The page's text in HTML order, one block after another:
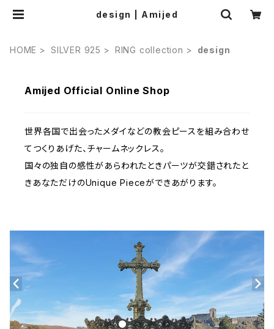
design | Amijed
HOME SILVER 925 RING collection design
Amijed Official Online Shop
世界各国で出会ったメダイなどの教会ピースを組み合わせ
てつくりあげた、チャームネックレス。
国々の独自の感性があらわれたときパーツが交錯されたと
きあなただけのUnique Pieceができあがります。